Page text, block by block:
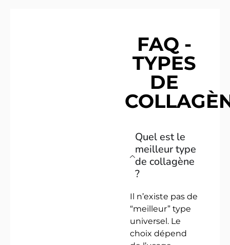
FAQ -
TYPES
DE
Quel est le
meilleur type
de collagène
?
Il n’existe pas de
“meilleur” type
universel. Le
choix dépend